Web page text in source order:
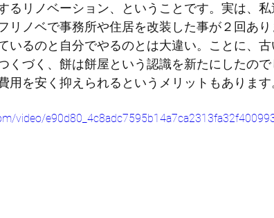
るリノベーション、ということです。実は、
リノベで事務所や住居を改装した事が２回あ
いるのと自分でやるのとは大違い。ことに、
くづく、餅は餅屋という認識を新たにしたの
用を安く抑えられるというメリットもあります
video/